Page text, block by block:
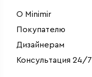
О Minimir
Покупателю
Дизайнерам
Консультация 24/7